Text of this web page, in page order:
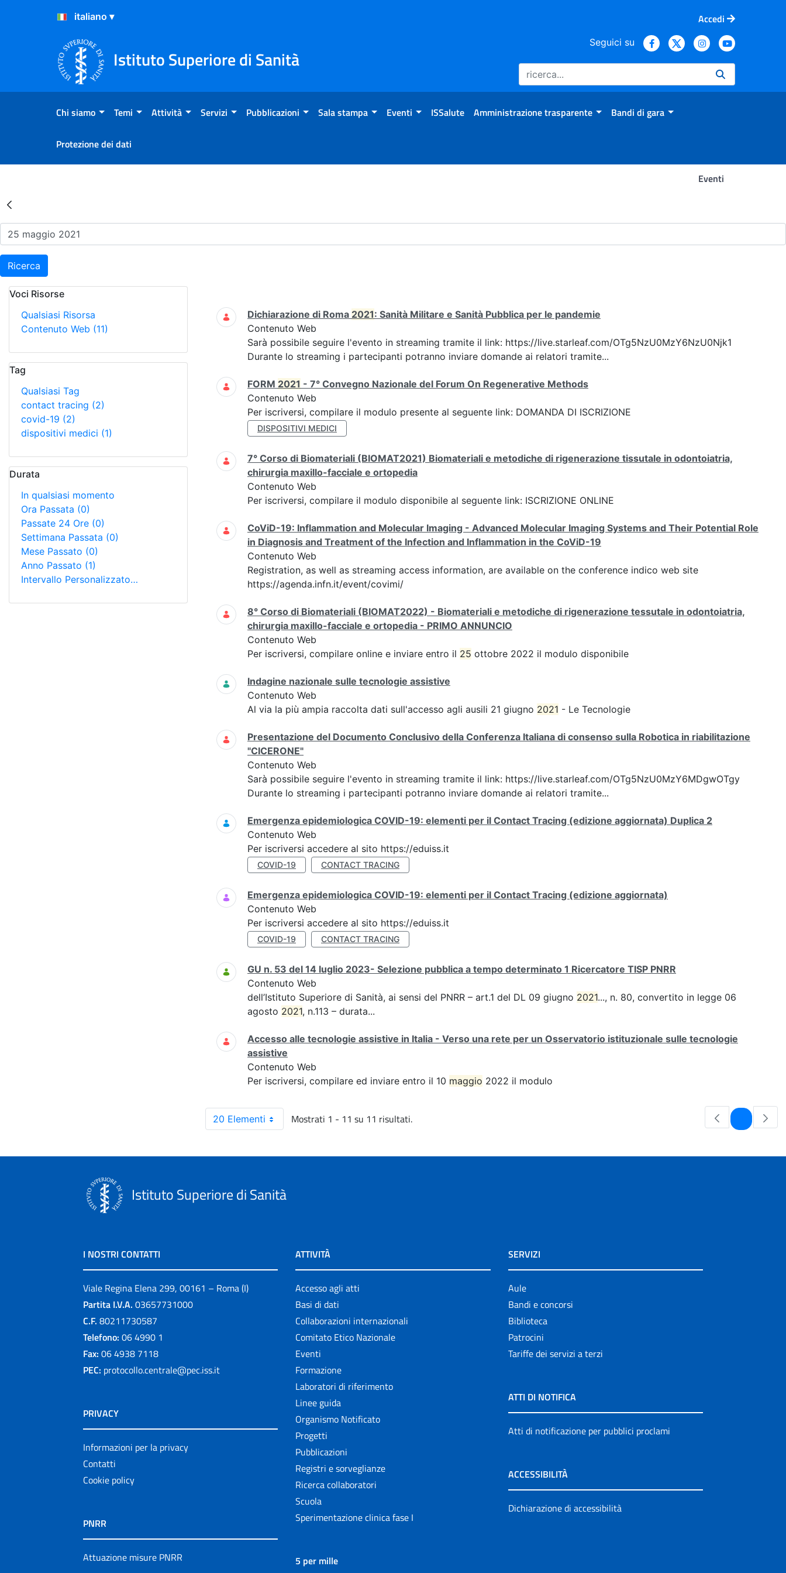
Salta al Contenuto
Salta al Footer
Accedi
Istituto Superiore di Sanità
Seguici su
Chi siamo Temi Attività Servizi Pubblicazioni Sala stampa Eventi ISSalute Amministrazione trasparente Bandi di gara
Protezione dei dati
Eventi
Risultati della Ricerca - Eventi
Ricerca
Voci Risorse
Qualsiasi Risorsa
Contenuto Web (11)
Tag
Qualsiasi Tag
contact tracing (2)
covid-19 (2)
dispositivi medici (1)
Durata
In qualsiasi momento
Ora Passata (0)
Passate 24 Ore (0)
Settimana Passata (0)
Mese Passato (0)
Anno Passato (1)
Intervallo Personalizzato…
Ricerca
Dichiarazione di Roma 2021: Sanità Militare e Sanità Pubblica per le pandemie
Contenuto Web
Sarà possibile seguire l'evento in streaming tramite il link: https://live.starleaf.com/OTg5NzU0MzY6NzU0Njk1
Durante lo streaming i partecipanti potranno inviare domande ai relatori tramite...
FORM 2021 - 7° Convegno Nazionale del Forum On Regenerative Methods
Contenuto Web
Per iscriversi, compilare il modulo presente al seguente link: DOMANDA DI ISCRIZIONE
DISPOSITIVI MEDICI
7° Corso di Biomateriali (BIOMAT2021) Biomateriali e metodiche di rigenerazione tissutale in odontoiatria,
chirurgia maxillo-facciale e ortopedia
Contenuto Web
Per iscriversi, compilare il modulo disponibile al seguente link: ISCRIZIONE ONLINE
CoViD-19: Inflammation and Molecular Imaging - Advanced Molecular Imaging Systems and Their Potential Role
in Diagnosis and Treatment of the Infection and Inflammation in the CoViD-19
Contenuto Web
Registration, as well as streaming access information, are available on the conference indico web site
https://agenda.infn.it/event/covimi/
8° Corso di Biomateriali (BIOMAT2022) - Biomateriali e metodiche di rigenerazione tessutale in odontoiatria,
chirurgia maxillo-facciale e ortopedia - PRIMO ANNUNCIO
Contenuto Web
Per iscriversi, compilare online e inviare entro il 25 ottobre 2022 il modulo disponibile
Indagine nazionale sulle tecnologie assistive
Contenuto Web
Al via la più ampia raccolta dati sull'accesso agli ausili 21 giugno 2021 - Le Tecnologie
Presentazione del Documento Conclusivo della Conferenza Italiana di consenso sulla Robotica in riabilitazione
"CICERONE"
Contenuto Web
Sarà possibile seguire l'evento in streaming tramite il link: https://live.starleaf.com/OTg5NzU0MzY6MDgwOTgy
Durante lo streaming i partecipanti potranno inviare domande ai relatori tramite...
Emergenza epidemiologica COVID-19: elementi per il Contact Tracing (edizione aggiornata) Duplica 2
Contenuto Web
Per iscriversi accedere al sito https://eduiss.it
COVID-19 CONTACT TRACING
Emergenza epidemiologica COVID-19: elementi per il Contact Tracing (edizione aggiornata)
Contenuto Web
Per iscriversi accedere al sito https://eduiss.it
COVID-19 CONTACT TRACING
GU n. 53 del 14 luglio 2023- Selezione pubblica a tempo determinato 1 Ricercatore TISP PNRR
Contenuto Web
dell’Istituto Superiore di Sanità, ai sensi del PNRR – art.1 del DL 09 giugno 2021..., n. 80, convertito in legge 06
agosto 2021, n.113 – durata...
Accesso alle tecnologie assistive in Italia - Verso una rete per un Osservatorio istituzionale sulle tecnologie
assistive
Contenuto Web
Per iscriversi, compilare ed inviare entro il 10 maggio 2022 il modulo
20 Elementi Mostrati 1 - 11 su 11 risultati. Pagina
Istituto Superiore di Sanità
I NOSTRI CONTATTI
Viale Regina Elena 299, 00161 – Roma (I)
Partita I.V.A. 03657731000
C.F. 80211730587
Telefono: 06 4990 1
Fax: 06 4938 7118
PEC: protocollo.centrale@pec.iss.it
PRIVACY
Informazioni per la privacy
Contatti
Cookie policy
PNRR
Attuazione misure PNRR
ATTIVITÀ
Accesso agli atti
Basi di dati
Collaborazioni internazionali
Comitato Etico Nazionale
Eventi
Formazione
Laboratori di riferimento
Linee guida
Organismo Notificato
Progetti
Pubblicazioni
Registri e sorveglianze
Ricerca collaboratori
Scuola
Sperimentazione clinica fase I
5 per mille
SERVIZI
Aule
Bandi e concorsi
Biblioteca
Patrocini
Tariffe dei servizi a terzi
ATTI DI NOTIFICA
Atti di notificazione per pubblici proclami
ACCESSIBILITÀ
Dichiarazione di accessibilità